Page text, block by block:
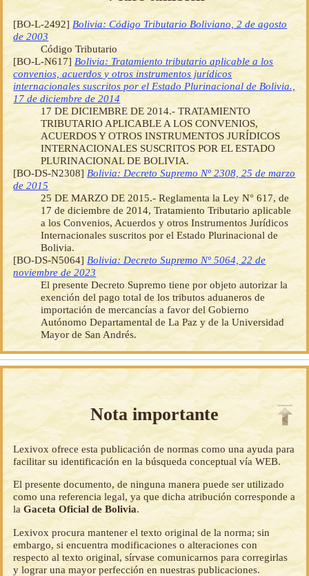
[BO-L-2492] Bolivia: Código Tributario Boliviano, 2 de agosto
de 2003
Código Tributario
[BO-L-N617] Bolivia: Tratamiento tributario aplicable a los
convenios, acuerdos y otros instrumentos jurídicos
internacionales suscritos por el Estado Plurinacional de Bolivia.,
17 de diciembre de 2014
17 DE DICIEMBRE DE 2014.- TRATAMIENTO
TRIBUTARIO APLICABLE A LOS CONVENIOS,
ACUERDOS Y OTROS INSTRUMENTOS JURÍDICOS
INTERNACIONALES SUSCRITOS POR EL ESTADO
PLURINACIONAL DE BOLIVIA.
[BO-DS-N2308] Bolivia: Decreto Supremo Nº 2308, 25 de marzo
de 2015
25 DE MARZO DE 2015.- Reglamenta la Ley N° 617, de
17 de diciembre de 2014, Tratamiento Tributario aplicable
a los Convenios, Acuerdos y otros Instrumentos Jurídicos
Internacionales suscritos por el Estado Plurinacional de
Bolivia.
[BO-DS-N5064] Bolivia: Decreto Supremo Nº 5064, 22 de
noviembre de 2023
El presente Decreto Supremo tiene por objeto autorizar la
exención del pago total de los tributos aduaneros de
importación de mercancías a favor del Gobierno
Autónomo Departamental de La Paz y de la Universidad
Mayor de San Andrés.
Nota importante
Lexivox ofrece esta publicación de normas como una ayuda para
facilitar su identificación en la búsqueda conceptual vía WEB.
El presente documento, de ninguna manera puede ser utilizado
como una referencia legal, ya que dicha atribución corresponde a
laGaceta Oficial de Bolivia.
Lexivox procura mantener el texto original de la norma; sin
embargo, si encuentra modificaciones o alteraciones con
respecto al texto original, sírvase comunicarnos para corregirlas
y lograr una mayor perfección en nuestras publicaciones.